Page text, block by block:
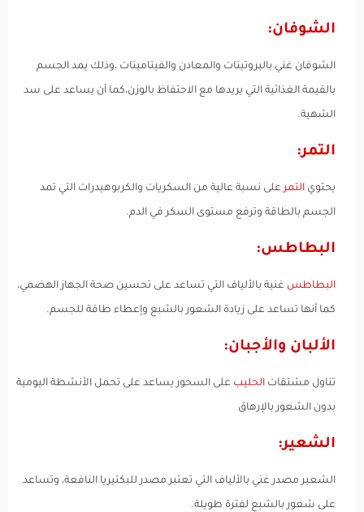
الشوفان:
الشوفان غني بالبروتينات والمعادن والفيتامينات ،وذلك يمد الجسم
بالقيمة الغذائية التي يريدها مع الاحتفاظ بالوزن،كما أن يساعد على سد
الشهية.
التمر:
يحتوي التمر على نسبة عالية من السكريات والكربوهيدرات التي تمد
الجسم بالطاقة وترفع مستوى السكر في الدم.
البطاطس:
البطاطس غنية بالألياف التي تساعد على تحسين صحة الجهاز الهضمي،
كما أنها تساعد على زيادة الشعور بالشبع وإعطاء طاقة للجسم.
الألبان والأجبان:
تناول مشتقات الحليب على السحور يساعد على تحمل الأنشطة اليومية
بدون الشعور بالإرهاق
الشعير:
الشعير مصدر غني بالألياف التي تعتبر مصدر للبكتيريا النافعة، وتساعد
على شعور بالشبع لفترة طويلة.